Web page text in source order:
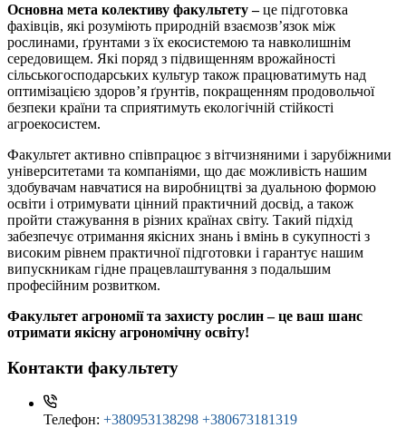
Основна мета колективу факультету –це підготовка
фахівців, які розуміють природній взаємозв’язок між
рослинами, ґрунтами з їх екосистемою та навколишнім
середовищем. Які поряд з підвищенням врожайності
сільськогосподарських культур також працюватимуть над
оптимізацією здоров’я ґрунтів, покращенням продовольчої
безпеки країни та сприятимуть екологічній стійкості
агроекосистем.
Факультет активно співпрацює з вітчизняними і зарубіжними
університетами та компаніями, що дає можливість нашим
здобувачам навчатися на виробництві за дуальною формою
освіти і отримувати цінний практичний досвід, а також
пройти стажування в різних країнах світу. Такий підхід
забезпечує отримання якісних знань і вмінь в сукупності з
високим рівнем практичної підготовки і гарантує нашим
випускникам гідне працевлаштування з подальшим
професійним розвитком.
Факультет агрономії та захисту рослин – це ваш шанс
отримати якісну агрономічну освіту!
Контакти факультету
Телефон: +380953138298 +380673181319